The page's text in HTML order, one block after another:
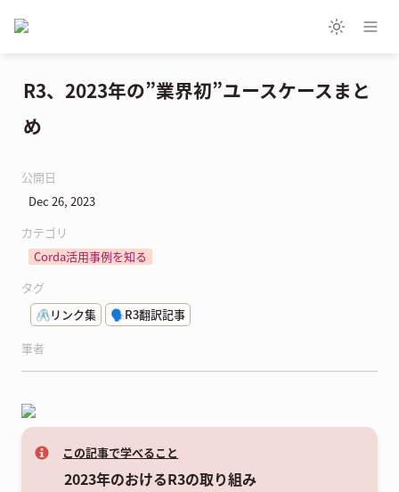
R3、2023年の”業界初”ユースケースまと
め
公開日
Dec 26, 2023
カテゴリ
Corda活用事例を知る
タグ
🖇️リンク集
🗣️R3翻訳記事
筆者
この記事で学べること
2023年のおけるR3の取り組み